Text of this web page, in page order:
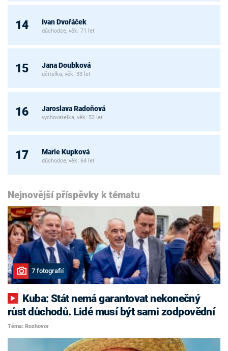
14 Ivan Dvořáček
důchodce, věk: 71 let
15 Jana Doubková
učitelka, věk: 33 let
16 Jaroslava Radoňová
vychovatelka, věk: 53 let
17 Marie Kupková
důchodce, věk: 64 let
Nejnovější příspěvky k tématu
7 fotografií
růst důchodů. Lidé musí být sami zodpovědní
Téma: Rozhovor